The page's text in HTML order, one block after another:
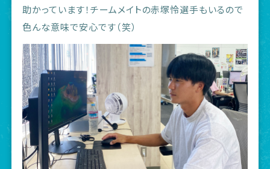
助かっています！チームメイトの赤塚怜選手もいるので
色んな意味で安心です（笑）